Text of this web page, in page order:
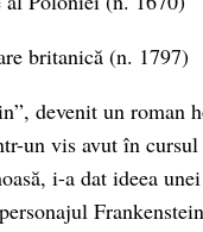
britanică (n. 1797)
devenit un roman
un vis avut în
i-a dat ideea